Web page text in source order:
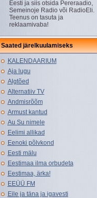
Eesti ja siis otsida Pereraadio,
Semeinoje Radio või RadioEli.
Teenus on tasuta ja
reklaamivaba!
Saated järelkuulamiseks
KALENDAARIUM
Aja lugu
Algtõed
Alternatiiv TV
Andmisrõõm
Armust kantud
Au Su nimele
Eelimi allikad
Eenoki põlvkond
Eesti mälu
Eestimaa ilma orbudeta
Eestimaa, ärka!
EEÜÜ FM
Eile ja täna ja igavesti